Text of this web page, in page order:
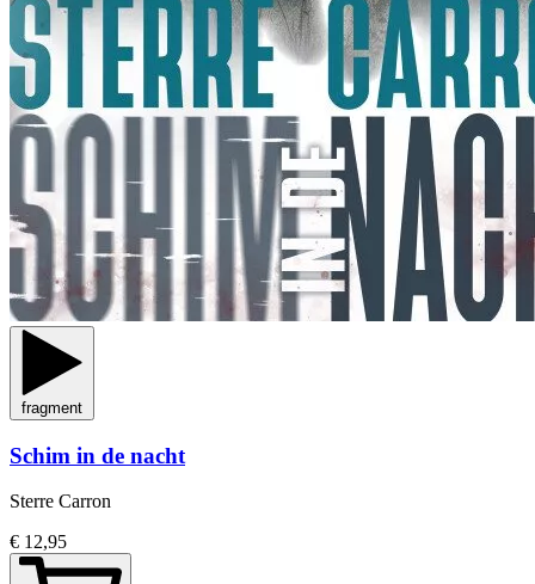
fragment
Schim in de nacht
Sterre Carron
€ 12,95